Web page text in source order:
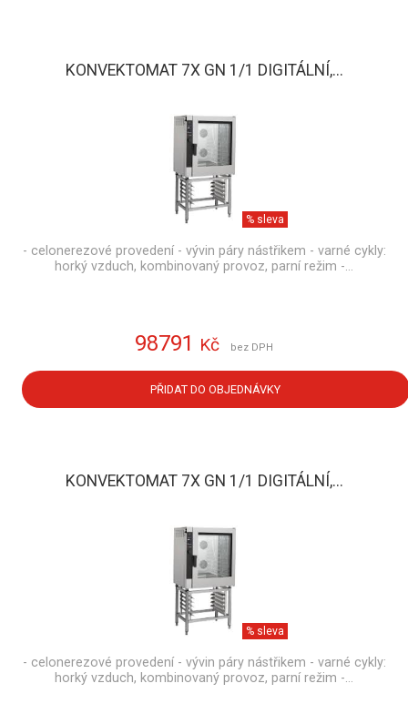
KONVEKTOMAT 7X GN 1/1 DIGITÁLNÍ,...
% sleva
- celonerezové provedení - vývin páry nástřikem - varné cykly:
horký vzduch, kombinovaný provoz, parní režim -…
98791 Kč bez DPH
PŘIDAT DO OBJEDNÁVKY
KONVEKTOMAT 7X GN 1/1 DIGITÁLNÍ,...
% sleva
- celonerezové provedení - vývin páry nástřikem - varné cykly:
horký vzduch, kombinovaný provoz, parní režim -…